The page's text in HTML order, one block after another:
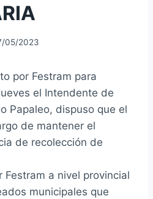
05/2023
por Festram para
el Intendente de
Papaleo, dispuso que el
de mantener el
de recolección de
Festram a nivel provincial
municipales que